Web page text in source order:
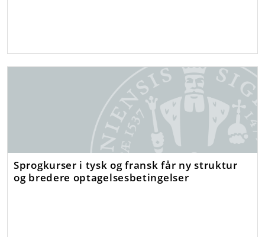
Sprogkurser i tysk og fransk får ny struktur
og bredere optagelsesbetingelser